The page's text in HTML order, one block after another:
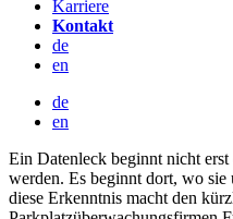
Karriere
Kontakt
de
en
de
en
Ein Datenleck beginnt nicht
werden. Es beginnt dort, wo
diese Erkenntnis macht den